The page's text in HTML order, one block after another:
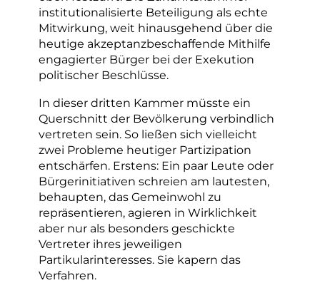
institutionalisierte Beteiligung als echte
Mitwirkung, weit hinausgehend über die
heutige akzeptanzbeschaffende Mithilfe
engagierter Bürger bei der Exekution
politischer Beschlüsse.
In dieser dritten Kammer müsste ein
Querschnitt der Bevölkerung verbindlich
vertreten sein. So ließen sich vielleicht
zwei Probleme heutiger Partizipation
entschärfen. Erstens: Ein paar Leute oder
Bürgerinitiativen schreien am lautesten,
behaupten, das Gemeinwohl zu
repräsentieren, agieren in Wirklichkeit
aber nur als besonders geschickte
Vertreter ihres jeweiligen
Partikularinteresses. Sie kapern das
Verfahren.